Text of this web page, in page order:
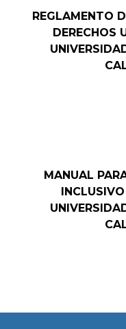
REGLAMENTO
DERECHOS
MANUAL